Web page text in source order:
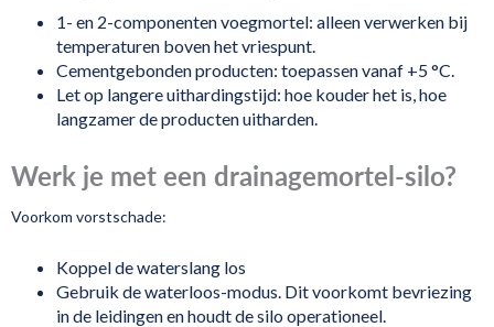
1- en 2-componenten voegmortel: alleen verwerken bij
temperaturen boven het vriespunt.
Cementgebonden producten: toepassen vanaf +5 °C.
Let op langere uithardingstijd: hoe kouder het is, hoe
langzamer de producten uitharden.
Werk je met een drainagemortel-silo?
Voorkom vorstschade:
Koppel de waterslang los
Gebruik de waterloos-modus. Dit voorkomt bevriezing
in de leidingen en houdt de silo operationeel.